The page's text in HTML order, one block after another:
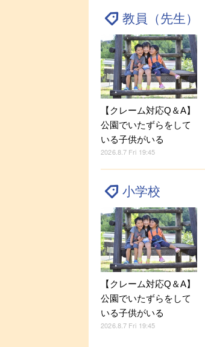
教員（先生）
【クレーム対応Q＆A】
公園でいたずらをして
いる子供がいる
2026.8.7 Fri 19:45
小学校
【クレーム対応Q＆A】
公園でいたずらをして
いる子供がいる
2026.8.7 Fri 19:45